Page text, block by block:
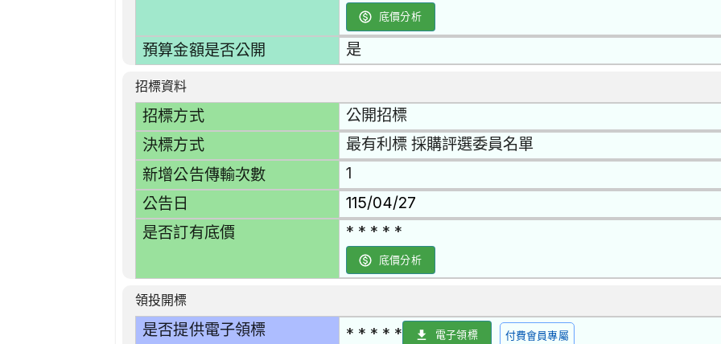
底價分析
預算金額是否公開 是
招標資料
招標方式 公開招標
決標方式 最有利標 採購評選委員名單
新增公告傳輸次數 1
公告日 115/04/27
是否訂有底價 * * * * *
底價分析
領投開標
是否提供電子領標 * * * * * 電子領標 付費會員專屬